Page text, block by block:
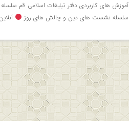
آموزش های کاربردی دفتر تبلیغات اسلامی قم
سلسله نشست های دین و چالش های روز